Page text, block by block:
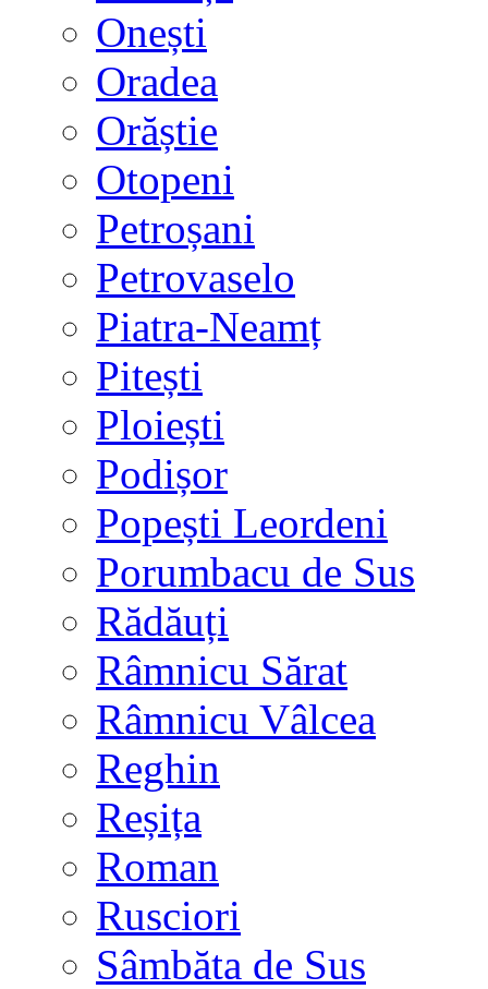
Onești
Oradea
Orăștie
Otopeni
Petroșani
Petrovaselo
Piatra-Neamț
Pitești
Ploiești
Podișor
Popești Leordeni
Porumbacu de Sus
Rădăuți
Râmnicu Sărat
Râmnicu Vâlcea
Reghin
Reșița
Roman
Rusciori
Sâmbăta de Sus